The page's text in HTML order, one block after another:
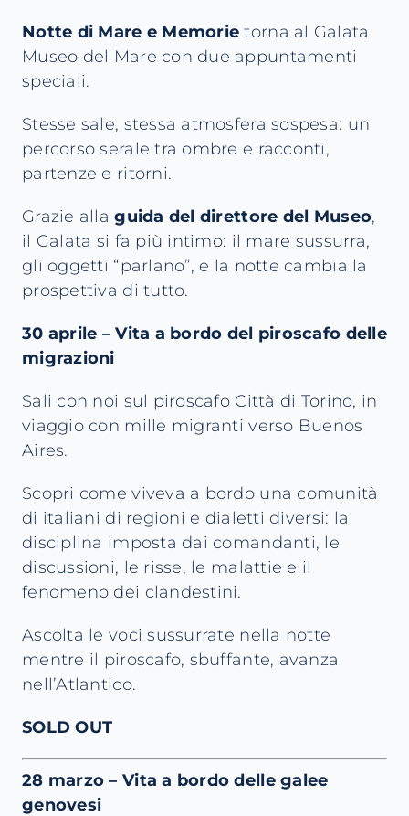
Notte di Mare e Memorie torna al Galata
Museo del Mare con due appuntamenti
speciali.
Stesse sale, stessa atmosfera sospesa: un
percorso serale tra ombre e racconti,
partenze e ritorni.
Grazie allaguida del direttore del Museo,
il Galata si fa più intimo: il mare sussurra,
gli oggetti “parlano”, e la notte cambia la
prospettiva di tutto.
30 aprile – Vita a bordo del piroscafo delle
migrazioni
Sali con noi sul piroscafo Città di Torino, in
viaggio con mille migranti verso Buenos
Aires.
Scopri come viveva a bordo una comunità
di italiani di regioni e dialetti diversi: la
disciplina imposta dai comandanti, le
discussioni, le risse, le malattie e il
fenomeno dei clandestini.
Ascolta le voci sussurrate nella notte
mentre il piroscafo, sbuffante, avanza
nell’Atlantico.
SOLD OUT
28 marzo – Vita a bordo delle galee
genovesi